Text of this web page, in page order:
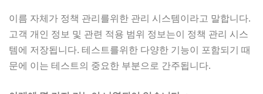
이름 자체가 정책 관리를위한 관리 시스템이라고 말합니다.
고객 개인 정보 및 관련 적용 범위 정보는이 정책 관리 시스
템에 저장됩니다. 테스트를위한 다양한 기능이 포함되기 때
문에 이는 테스트의 중요한 부분으로 간주됩니다.